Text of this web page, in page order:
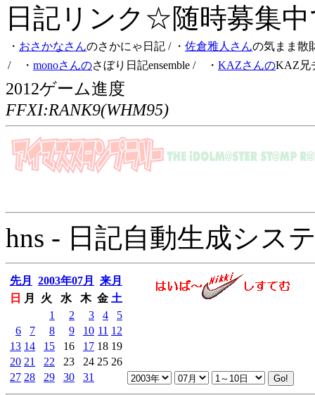
日記リンク☆随時募集
・ おさかなさんのさかにゃ日記 / ・ 佐倉雅人さんの気まま散
/ ・ monoさんのさぼり日記ensemble / ・ KAZさんのKAZ兄
2012ゲーム進度
FFXI:RANK9(WHM95)
hns - 日記自動生成シス
先月 2003年07月
来月
日
月 火 水 木 金 土
1
2 3 4
5
6
7 8 9 10 11 12
13 14 15 16 17 18 19
20 21 22 23 24 25 26
27 28 29 30 31